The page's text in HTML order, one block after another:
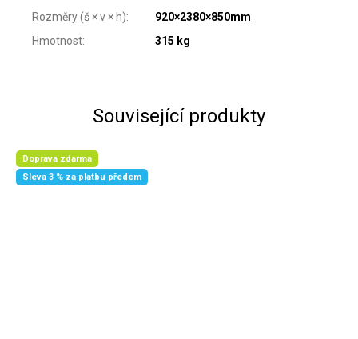
Rozměry (š × v × h):
920×2380×850mm
Hmotnost: 315 kg
Související produkty
Doprava zdarma
Sleva 3 % za platbu předem